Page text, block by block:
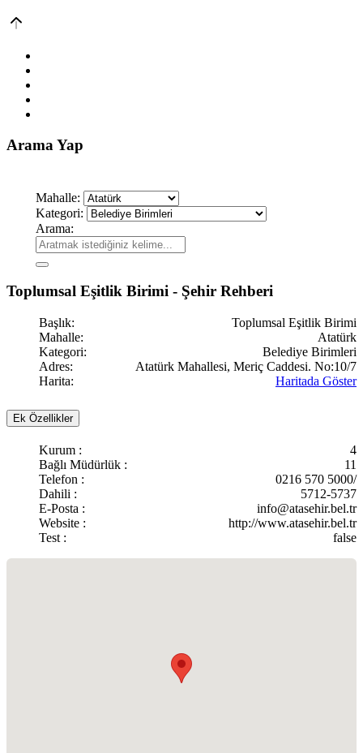
Arama Yap
Mahalle:
Kategori:
Arama:
Toplumsal Eşitlik Birimi - Şehir Rehberi
Başlık:
Toplumsal Eşitlik Birimi
Mahalle:
Atatürk
Kategori:
Belediye Birimleri
Adres:
Atatürk Mahallesi, Meriç Caddesi. No:10/7
Harita:
Haritada Göster
Ek Özellikler
Kurum :
4
Bağlı Müdürlük :
11
Telefon :
0216 570 5000/
Dahili :
5712-5737
E-Posta :
info@atasehir.bel.tr
Website :
http://www.atasehir.bel.tr
Test :
false